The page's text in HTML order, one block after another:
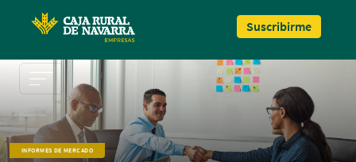
Suscribirme
INFORMES DE MERCADO